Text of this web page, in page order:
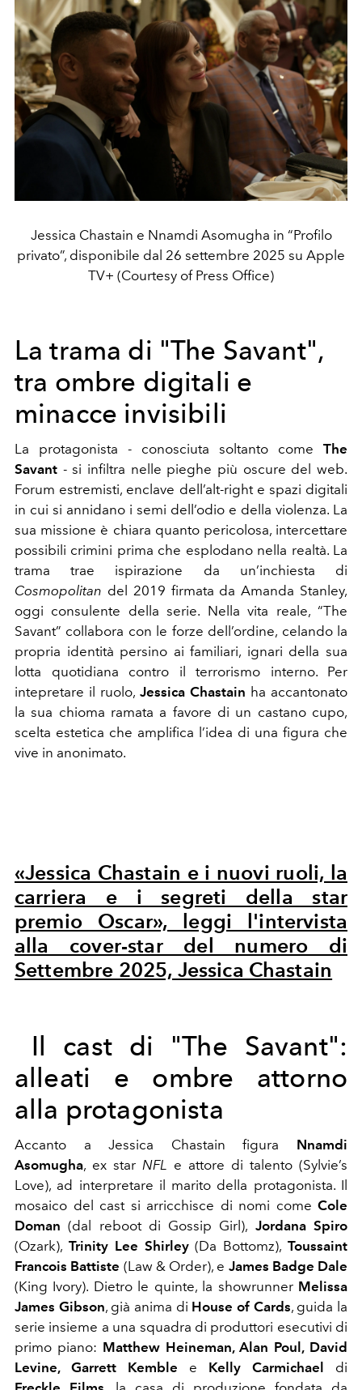
Jessica Chastain e Nnamdi Asomugha in “Profilo
privato”, disponibile dal 26 settembre 2025 su Apple
TV+ (Courtesy of Press Office)
La trama di "The Savant",
tra ombre digitali e
minacce invisibili
La protagonista - conosciuta soltanto come The
Savant - si infiltra nelle pieghe più oscure del web.
Forum estremisti, enclave dell’alt-right e spazi digitali
in cui si annidano i semi dell’odio e della violenza. La
sua missione è chiara quanto pericolosa, intercettare
possibili crimini prima che esplodano nella realtà. La
trama trae ispirazione da un’inchiesta di
Cosmopolitan del 2019 firmata da Amanda Stanley,
oggi consulente della serie. Nella vita reale, “The
Savant” collabora con le forze dell’ordine, celando la
propria identità persino ai familiari, ignari della sua
lotta quotidiana contro il terrorismo interno. Per
intepretare il ruolo, Jessica Chastain ha accantonato
la sua chioma ramata a favore di un castano cupo,
scelta estetica che amplifica l’idea di una figura che
vive in anonimato.
«Jessica Chastain e i nuovi ruoli, la
carriera e i segreti della star
premio Oscar», leggi l'intervista
alla cover-star del numero di
Settembre 2025, Jessica Chastain
Il cast di "The Savant":
alleati e ombre attorno
alla protagonista
Accanto a Jessica Chastain figura Nnamdi
Asomugha, ex star NFL
e attore di talento (Sylvie’s
Love), ad interpretare il marito della protagonista. Il
mosaico del cast si arricchisce di nomi come Cole
Doman (dal reboot di Gossip Girl), Jordana Spiro
(Ozark), Trinity Lee Shirley(Da Bottomz),Toussaint
Francois Battiste (Law & Order), e James Badge Dale
(King Ivory). Dietro le quinte, la showrunner Melissa
James Gibson, già anima di House of Cards, guida la
serie insieme a una squadra di produttori esecutivi di
primo piano: Matthew Heineman, Alan Poul, David
Levine, Garrett Kemble e Kelly Carmichael di